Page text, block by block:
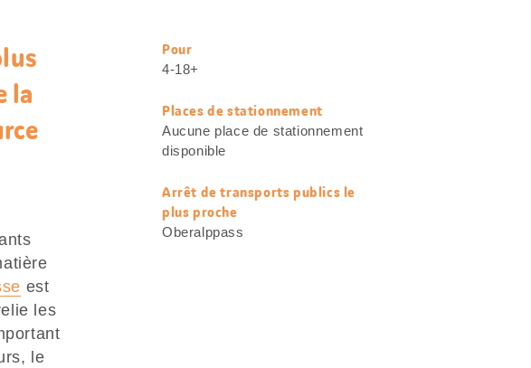
la
est
les
le
Informations
utiles
Pour
4-18+
Places de stationnement
Aucune place de stationnement
disponible
Arrêt de transports publics le
plus proche
Oberalppass